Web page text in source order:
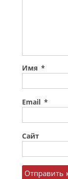
Имя *
Email *
Сайт